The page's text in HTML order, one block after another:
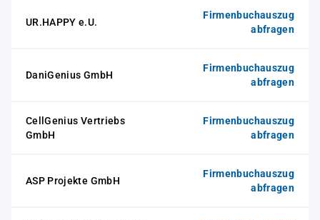
UR.HAPPY e.U.
Firmenbuchauszug
abfragen
DaniGenius GmbH
Firmenbuchauszug
abfragen
CellGenius Vertriebs
GmbH
Firmenbuchauszug
abfragen
ASP Projekte GmbH
Firmenbuchauszug
abfragen